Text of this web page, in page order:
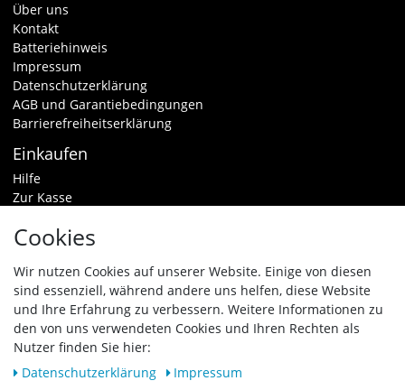
Über uns
Kontakt
Batteriehinweis
Impressum
Datenschutzerklärung
AGB und Garantiebedingungen
Barrierefreiheitserklärung
Einkaufen
Hilfe
Zur Kasse
Zahlungsarten & Versand
Vertrag widerrufen
Zahlungsarten
Cookies
Wir nutzen Cookies auf unserer Website. Einige von diesen
sind essenziell, während andere uns helfen, diese Website
und Ihre Erfahrung zu verbessern. Weitere Informationen zu
den von uns verwendeten Cookies und Ihren Rechten als
Nutzer finden Sie hier:
Daten­schutz­erklärung
Impressum